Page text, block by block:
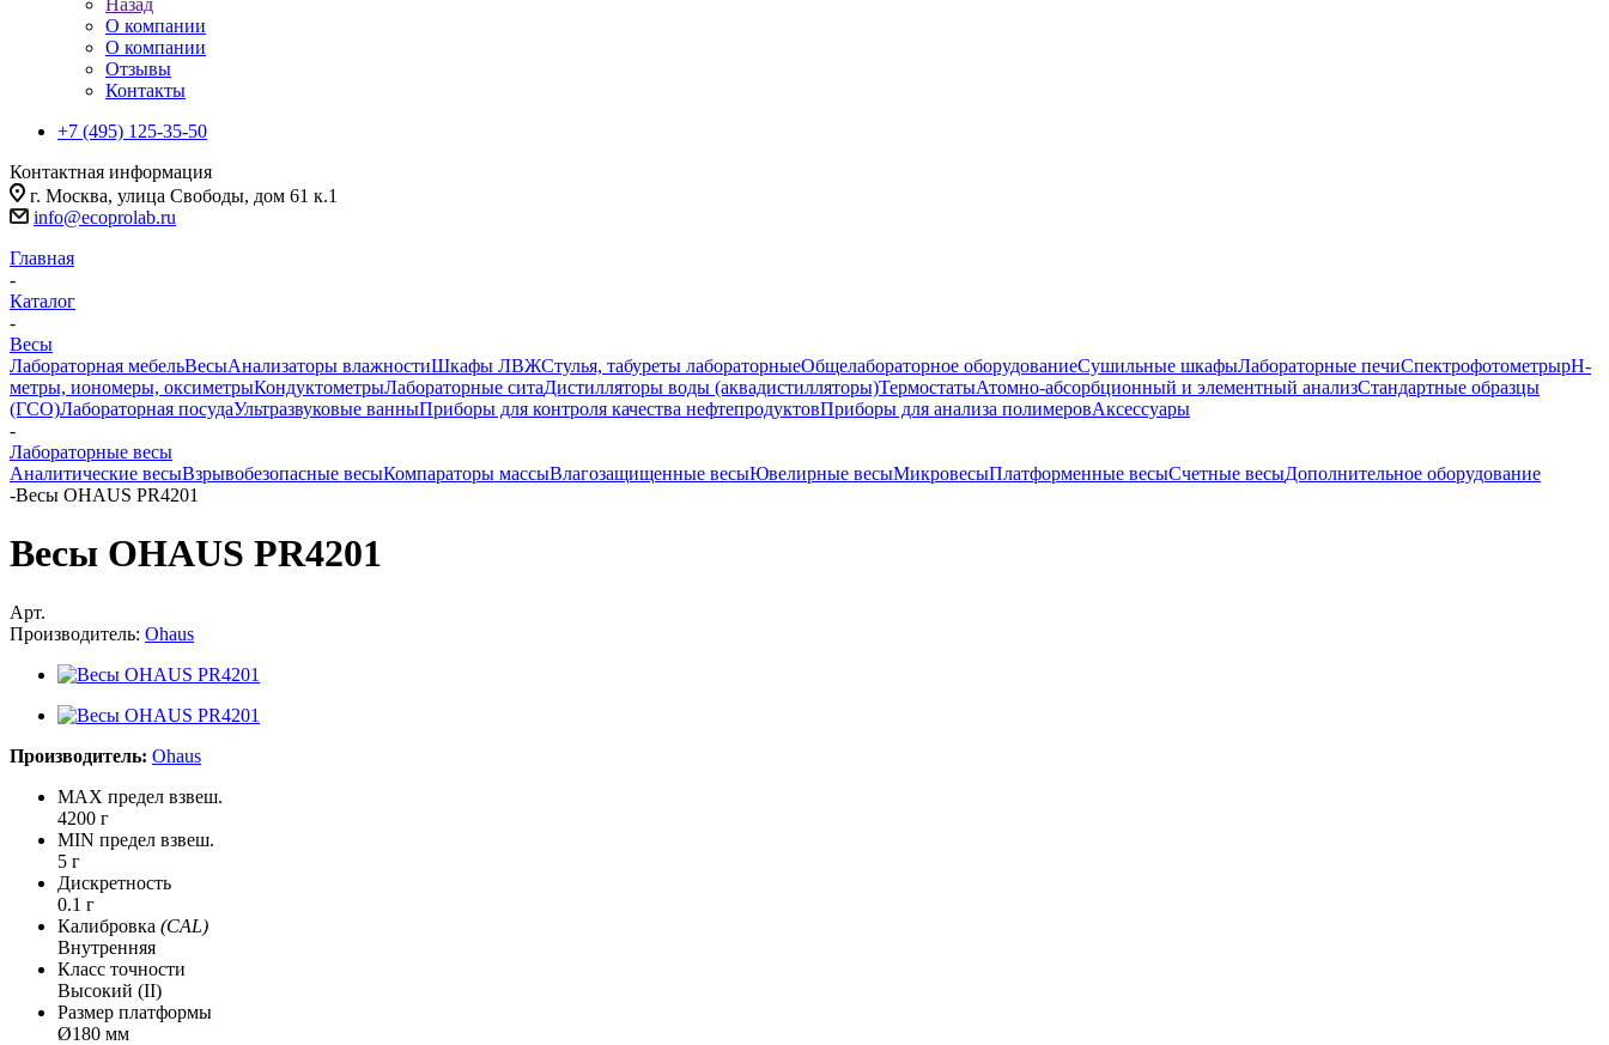
Назад
О компании
О компании
Отзывы
Контакты
+7 (495) 125-35-50
Контактная информация
г. Москва, улица Свободы, дом 61 к.1
info@ecoprolab.ru
Главная
-
Каталог
-
Весы
Лабораторная мебельВесыАнализаторы влажностиШкафы ЛВЖСтулья, табуреты лабораторныеОбщелабораторное оборудованиеСушильные шкафыЛабораторные печиСпектрофотометрыpH-
метры, иономеры, оксиметрыКондуктометрыЛабораторные ситаДистилляторы воды (аквадистилляторы)ТермостатыАтомно-абсорбционный и элементный анализСтандартные образцы
(ГСО)Лабораторная посудаУльтразвуковые ванныПриборы для контроля качества нефтепродуктовПриборы для анализа полимеровАксессуары
-
Лабораторные весы
Аналитические весыВзрывобезопасные весыКомпараторы массыВлагозащищенные весыЮвелирные весыМикровесыПлатформенные весыСчетные весыДополнительное оборудование
-Весы OHAUS PR4201
Весы OHAUS PR4201
Арт.
Производитель: Ohaus
Производитель: Ohaus
MAX предел взвеш.
4200 г
MIN предел взвеш.
5 г
Дискретность
0.1 г
Калибровка (CAL)
Внутренняя
Класс точности
Высокий (II)
Размер платформы
Ø180 мм